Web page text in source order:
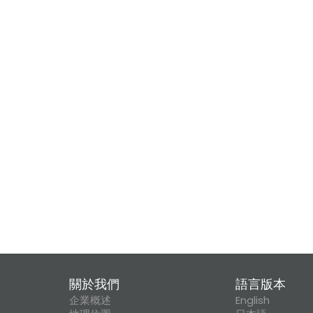
關於我們
企業概述
語言版本
English